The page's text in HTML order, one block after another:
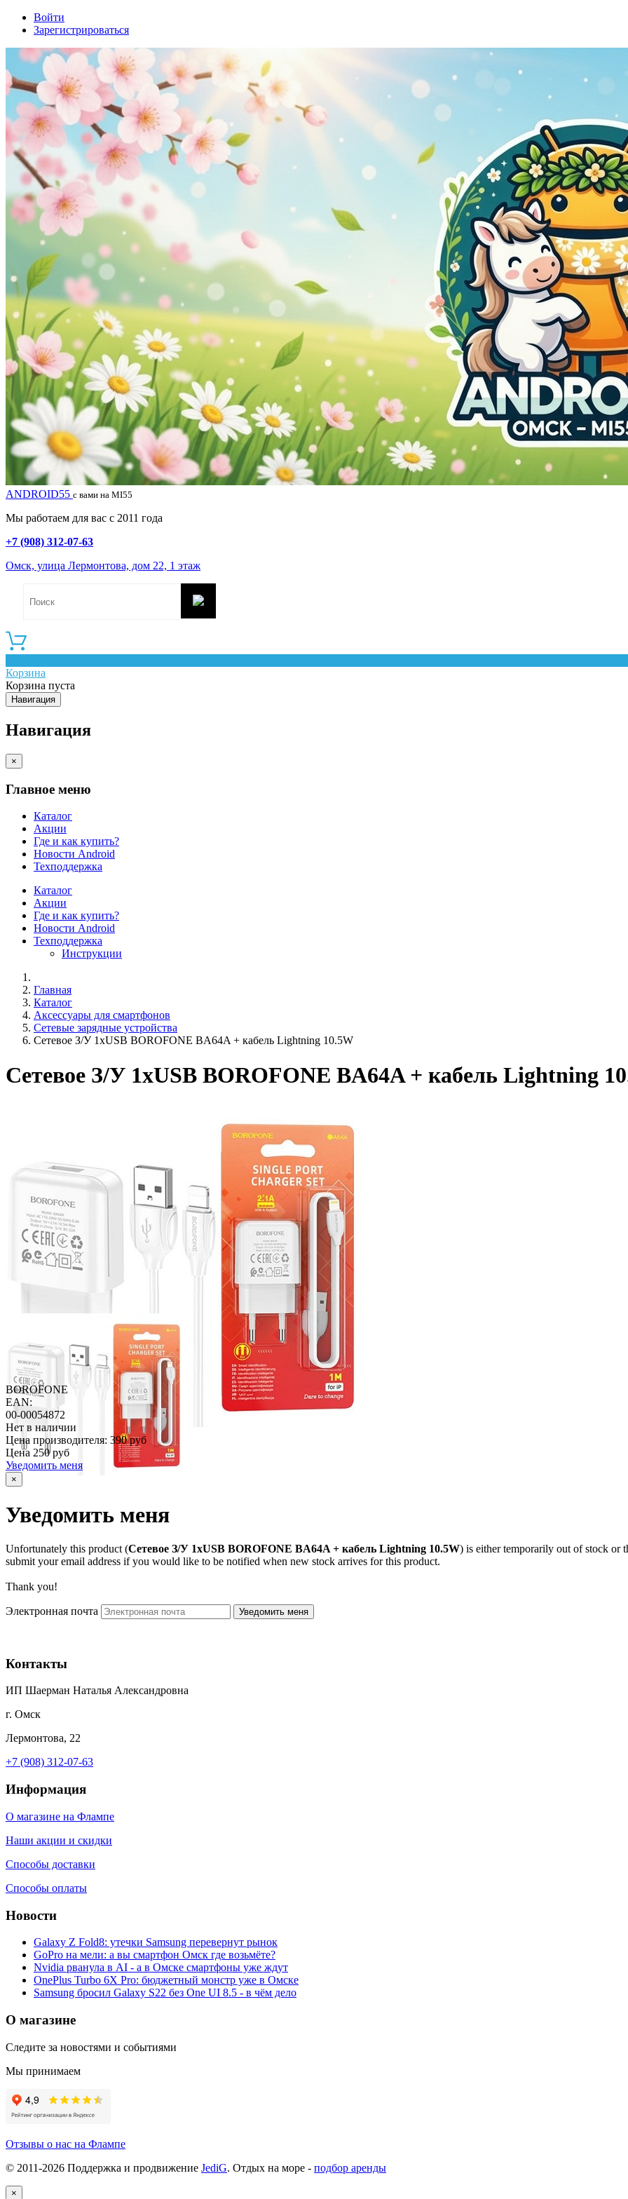
Войти
Зарегистрироваться
ANDROID55 с вами на MI55
Мы работаем для вас с 2011 года
+7 (908) 312-07-63
Омск, улица Лермонтова, дом 22, 1 этаж
Корзина
Корзина пуста
Навигация
Навигация
×
Главное меню
Каталог
Акции
Где и как купить?
Новости Android
Техподдержка
Каталог
Акции
Где и как купить?
Новости Android
Техподдержка
Инструкции
Главная
Каталог
Аксессуары для смартфонов
Сетевые зарядные устройства
Сетевое З/У 1xUSB BOROFONE BA64A + кабель Lightning 10.5W
Сетевое З/У 1xUSB BOROFONE BA64A + кабель Lightning
BOROFONE
EAN:
00-00054872
Нет в наличии
Цена производителя: 390 руб
Цена 250 руб
Уведомить меня
×
Уведомить меня
Unfortunately this product (Сетевое З/У 1xUSB BOROFONE BA64A + кабель Lightning 10.5W) is either temporarily out of stock or
submit your email address if you would like to be notified when new stock arrives for this product.
Thank you!
Электронная почта
Контакты
ИП Шаерман Наталья Александровна
г. Омск
Лермонтова, 22
+7 (908) 312-07-63
Информация
О магазине на Флампе
Наши акции и скидки
Способы доставки
Способы оплаты
Новости
Galaxy Z Fold8: утечки Samsung перевернут рынок
GoPro на мели: а вы смартфон Омск где возьмёте?
Nvidia рванула в AI - а в Омске смартфоны уже ждут
OnePlus Turbo 6X Pro: бюджетный монстр уже в Омске
Samsung бросил Galaxy S22 без One UI 8.5 - в чём дело
О магазине
Следите за новостями и событиями
Мы принимаем
Отзывы о нас на Флампе
© 2011-2026 Поддержка и продвижение JediG. Отдых на море - подбор аренды
×